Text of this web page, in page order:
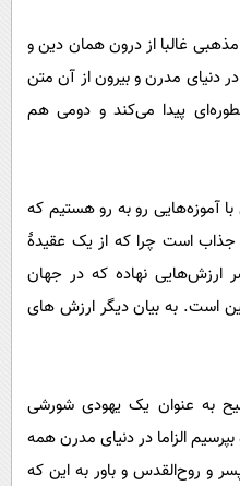
غالبا از درون همان دین و
دنیای مدرن و بیرون از آن متن
پیدا می‌کند و دومی هم
آموزه‌هایی رو به رو هستیم که
جذاب است چرا که از یک عقیدۀ
ارزش‌هایی نهاده که در جهان
است. به بیان دیگر ارزش های
به عنوان یک یهودی شورشی
الزاما در دنیای مدرن همه
و روح‌القدس و باور به این که